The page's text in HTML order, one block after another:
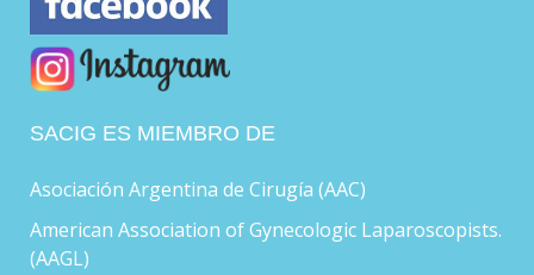
SACIG ES MIEMBRO DE
Asociación Argentina de Cirugía (AAC)
American Association of Gynecologic Laparoscopists.
(AAGL)